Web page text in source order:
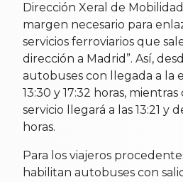
Dirección Xeral de
margen necesario para
servicios ferroviarios que
dirección a Madrid”. Así,
autobuses con llegada a la
13:30 y 17:32 horas,
servicio llegará a las 13:21 y
horas.
Para los viajeros
habilitan autobuses con